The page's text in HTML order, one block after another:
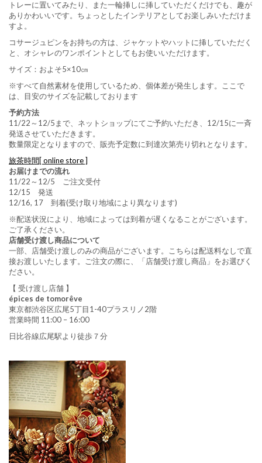
トレーに置いてみたり、また一輪挿しに挿していただくだけでも、趣が
ありかわいいです。ちょっとしたインテリアとしてお楽しみいただけま
すよ。
コサージュピンをお持ちの方は、ジャケットやハットに挿していただく
と、オシャレのワンポイントとしてもお使いいただけます。
サイズ：およそ5×10㎝
※すべて自然素材を使用しているため、個体差が発生します。ここで
は、目安のサイズを記載しております
予約方法
11/22～12/5まで、ネットショップにてご予約いただき、12/15に一斉
発送させていただきます。
数量限定となりますので、販売予定数に到達次第売り切れとなります。
旅茶時間[ online store ]
お届けまでの流れ
11/22～12/5 ご注文受付
12/15 発送
12/16, 17 到着(受け取り地域により異なります)
※配送状況により、地域によっては到着が遅くなることがございます。
ご了承ください。
店舗受け渡し商品について
一部、店舗受け渡しのみの商品がございます。こちらは配送料なしで直
接お渡しいたします。ご注文の際に、「店舗受け渡し商品」をお選びく
ださい。
【 受け渡し店舗 】
épices de tomorêve
東京都渋谷区広尾5丁目1-40プラスリノ2階
営業時間 11:00 – 16:00
日比谷線広尾駅より徒歩７分